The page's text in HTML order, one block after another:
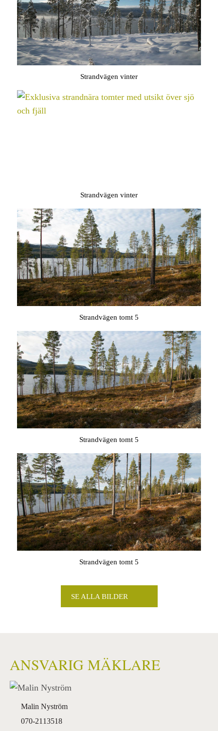
Strandvägen vinter
Strandvägen vinter
Strandvägen tomt 5
Strandvägen tomt 5
Strandvägen tomt 5
SE ALLA BILDER
ANSVARIG MÄKLARE
Malin Nyström
070-2113518